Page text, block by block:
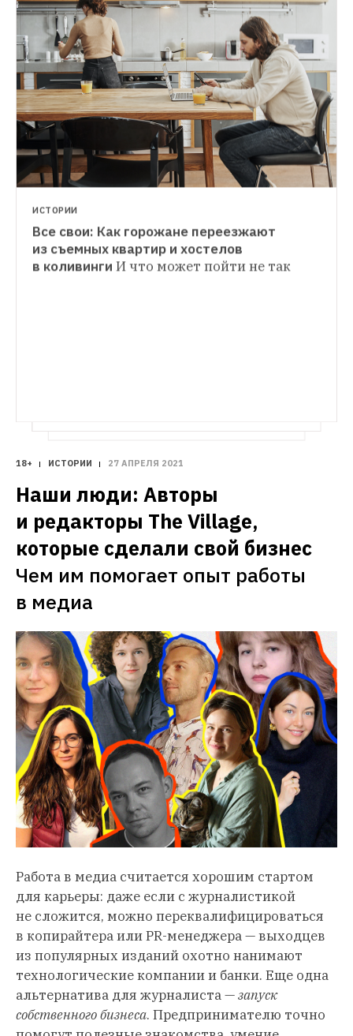
ГДЕ ТЫ ЖИВЁШЬ
ПРОСТЫЕ ЧИСЛА
Как стать соседом Путина и Собянина:
Сколько стоят квартиры
ИСТОРИИ
Все свои: Как горожане переезжают
из съемных квартир и хостелов
в коливинги И что может пойти не так
18+ ИСТОРИИ 27 АПРЕЛЯ 2021
Наши люди: Авторы
и редакторы The Village,
которые сделали свой бизнес
Чем им помогает опыт работы
в медиа
Работа в медиа считается хорошим стартом
для карьеры: даже если с журналистикой
не сложится, можно переквалифицироваться
в копирайтера или PR-менеджера — выходцев
из популярных изданий охотно нанимают
технологические компании и банки. Еще одна
альтернатива для журналиста —запуск
собственного бизнеса. Предпринимателю точно